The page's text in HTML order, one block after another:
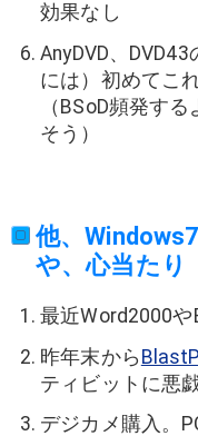
効果なし
AnyDVD、
には）初めてこ
（BSoD頻発す
そう）
他、
や、心当たり
最近Word2000
昨年末から
ティビットに悪
デジカメ購入。